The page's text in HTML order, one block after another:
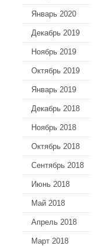
Январь 2020
Декабрь 2019
Ноябрь 2019
Октябрь 2019
Январь 2019
Декабрь 2018
Ноябрь 2018
Октябрь 2018
Сентябрь 2018
Июнь 2018
Май 2018
Апрель 2018
Март 2018